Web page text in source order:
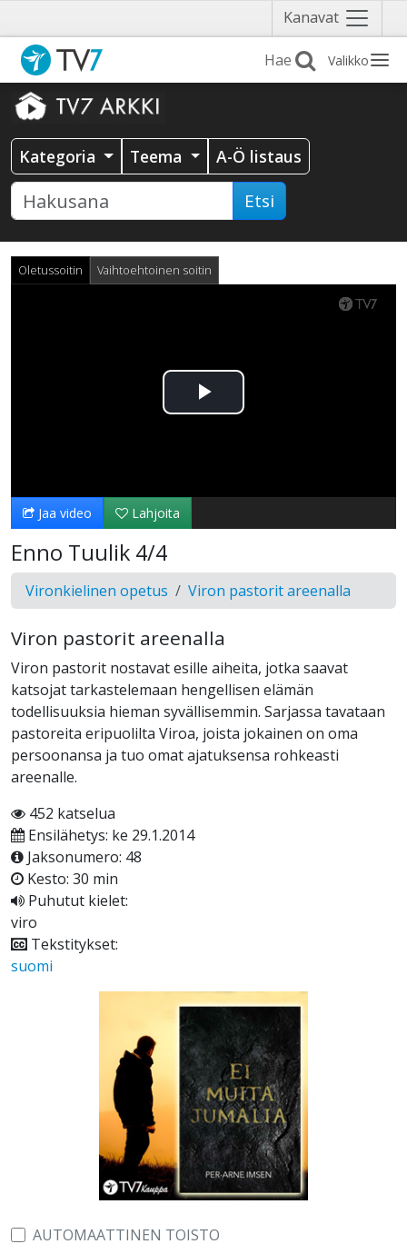
Kanavat Näytä
valikko
Valikko
Kategoria Teema A-Ö listaus
Etsi
Oletussoitin Vaihtoehtoinen soitin
Toista
Jaa video Lahjoita
Enno Tuulik 4/4
Vironkielinen opetus Viron pastorit areenalla
Viron pastorit areenalla
Viron pastorit nostavat esille aiheita, jotka saavat
katsojat tarkastelemaan hengellisen elämän
todellisuuksia hieman syvällisemmin. Sarjassa tavataan
pastoreita eripuolilta Viroa, joista jokainen on oma
persoonansa ja tuo omat ajatuksensa rohkeasti
areenalle.
452 katselua
Ensilähetys: ke 29.1.2014
Jaksonumero: 48
Kesto: 30 min
Puhutut kielet:
viro
Tekstitykset:
suomi
AUTOMAATTINEN TOISTO